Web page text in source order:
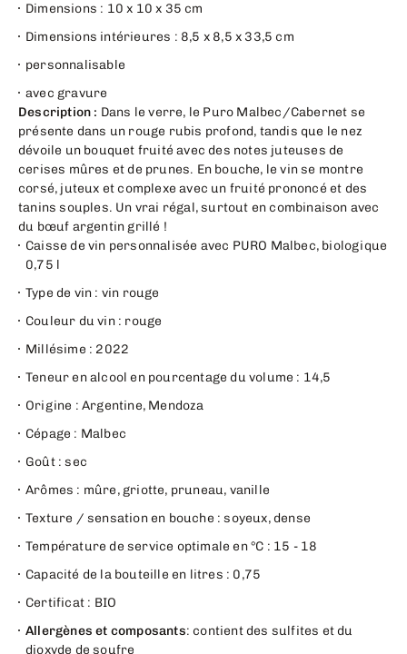
Dimensions : 10 x 10 x 35 cm
Dimensions intérieures : 8,5 x 8,5 x 33,5 cm
personnalisable
avec gravure
Description : Dans le verre, le Puro Malbec/Cabernet se
présente dans un rouge rubis profond, tandis que le nez
dévoile un bouquet fruité avec des notes juteuses de
cerises mûres et de prunes. En bouche, le vin se montre
corsé, juteux et complexe avec un fruité prononcé et des
tanins souples. Un vrai régal, surtout en combinaison avec
du bœuf argentin grillé !
Caisse de vin personnalisée avec PURO Malbec, biologique
0,75 l
Type de vin : vin rouge
Couleur du vin : rouge
Millésime : 2022
Teneur en alcool en pourcentage du volume : 14,5
Origine : Argentine, Mendoza
Cépage : Malbec
Goût : sec
Arômes : mûre, griotte, pruneau, vanille
Texture / sensation en bouche : soyeux, dense
Température de service optimale en °C : 15 - 18
Capacité de la bouteille en litres : 0,75
Certificat : BIO
Allergènes et composants: contient des sulfites et du
dioxyde de soufre